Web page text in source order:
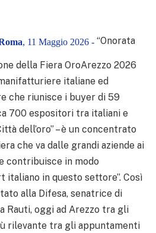
, 11 Maggio 2026 - “Onorata
della Fiera OroArezzo 2026
italiane ed
che riunisce i buyer di 59
700 espositori tra italiani e
dell’oro” – è un concentrato
che va dalle grandi aziende ai
contribuisce in modo
italiano in questo settore”. Così
alla Difesa, senatrice di
Rauti, oggi ad Arezzo tra gli
rilevante tra gli appuntamenti